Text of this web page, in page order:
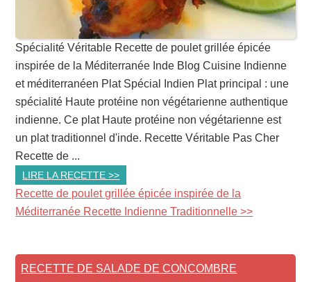
Spécialité Véritable Recette de poulet grillée épicée
inspirée de la Méditerranée Inde Blog Cuisine Indienne
et méditerranéen Plat Spécial Indien Plat principal : une
spécialité Haute protéine non végétarienne authentique
indienne. Ce plat Haute protéine non végétarienne est
un plat traditionnel d'inde. Recette Véritable Pas Cher
Recette de ...
LIRE LA RECETTE >>
Recette de poulet grillée épicée inspirée de la
Méditerranée Recette Indienne Traditionnelle >>
RECETTE DE SALADE DE CONCOMBRE